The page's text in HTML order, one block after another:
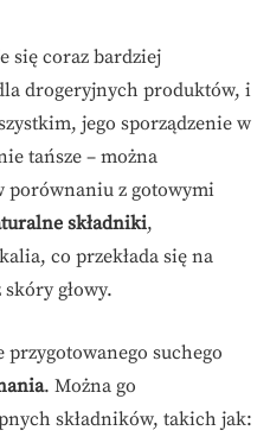
się coraz bardziej
drogeryjnych produktów, i
jego sporządzenie w
tańsze – można
porównaniu z gotowymi
składniki,
co przekłada się na
głowy.
suchego
. Można go
składników, takich jak: